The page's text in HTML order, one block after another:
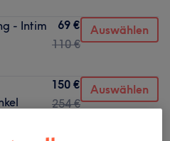
- Intim
69 €
110 €
Auswählen
150 €
254 €
Auswählen